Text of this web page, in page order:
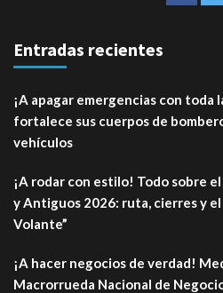
Entradas recientes
¡A apagar emergencias con
fortalece sus cuerpos de
vehículos
¡A rodar con estilo! Todo sobre
y Antiguos 2026: ruta, cierres y
Volante”
¡A hacer negocios de verdad!
Macrorrueda Nacional de